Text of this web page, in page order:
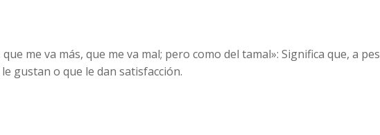
me va más, que me va mal; pero como del tamal»: Significa que, a
gustan o que le dan satisfacción.